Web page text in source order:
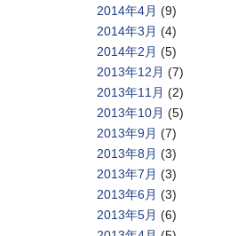
2014年4月 (9)
2014年3月 (4)
2014年2月 (5)
2013年12月 (7)
2013年11月 (2)
2013年10月 (5)
2013年9月 (7)
2013年8月 (3)
2013年7月 (3)
2013年6月 (3)
2013年5月 (6)